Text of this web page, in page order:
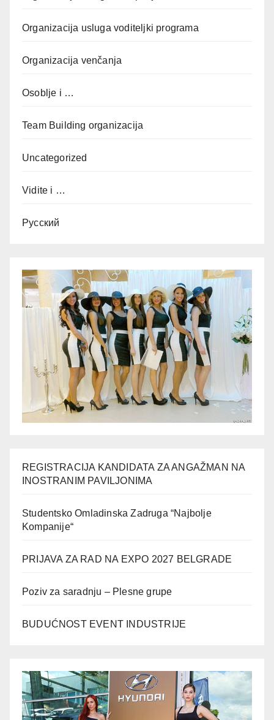
Organizacija usluga voditeljki programa
Organizacija venčanja
Osoblje i …
Team Building organizacija
Uncategorized
Vidite i …
Русский
REGISTRACIJA KANDIDATA ZA ANGAŽMAN NA
INOSTRANIM PAVILJONIMA
Studentsko Omladinska Zadruga “Najbolje
Kompanije“
PRIJAVA ZA RAD NA EXPO 2027 BELGRADE
Poziv za saradnju – Plesne grupe
BUDUĆNOST EVENT INDUSTRIJE